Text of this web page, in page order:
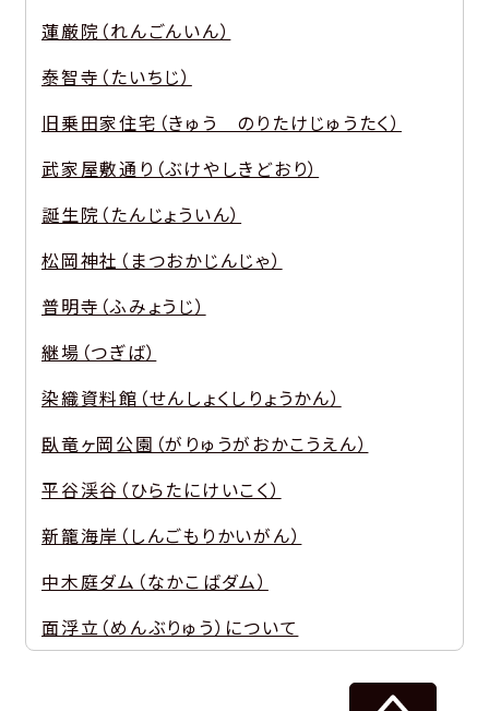
蓮厳院（れんごんいん）
泰智寺（たいちじ）
旧乗田家住宅（きゅう のりたけじゅうたく）
武家屋敷通り（ぶけやしきどおり）
誕生院（たんじょういん）
松岡神社（まつおかじんじゃ）
普明寺（ふみょうじ）
継場（つぎば）
染織資料館（せんしょくしりょうかん）
臥竜ヶ岡公園（がりゅうがおかこうえん）
平谷渓谷（ひらたにけいこく）
新籠海岸（しんごもりかいがん）
中木庭ダム（なかこばダム）
面浮立（めんぶりゅう）について